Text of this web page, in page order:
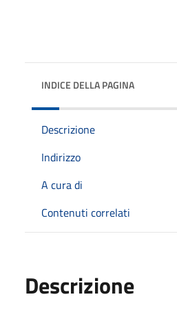
INDICE DELLA PAGINA
Descrizione
Indirizzo
A cura di
Contenuti correlati
Descrizione